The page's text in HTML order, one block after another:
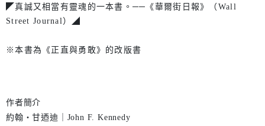
◤真誠又相當有靈魂的一本書。──《華爾街日報》（Wall
Street Journal）◢
※本書為《正直與勇敢》的改版書
作者簡介
約翰‧甘迺迪｜John F. Kennedy